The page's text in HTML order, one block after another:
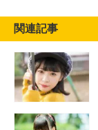
関連記事